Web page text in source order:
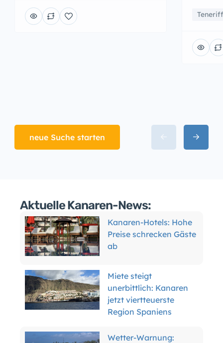
neue Suche starten
Aktuelle Kanaren-News:
Kanaren-Hotels: Hohe
Preise schrecken Gäste
ab
Miete steigt
unerbittlich: Kanaren
jetzt viertteuerste
Region Spaniens
Wetter-Warnung: